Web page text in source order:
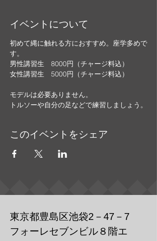
イベントについて
初めて縄に触れる方におすすめ。座学多めで
す。
男性講習生　8000円（チャージ料込）
女性講習生　5000円（チャージ料込）
モデルは必要ありません。
トルソーや自分の足などで練習しましょう。
このイベントをシェア
東京都豊島区池袋2－47－7
フォーレセブンビル８階エ